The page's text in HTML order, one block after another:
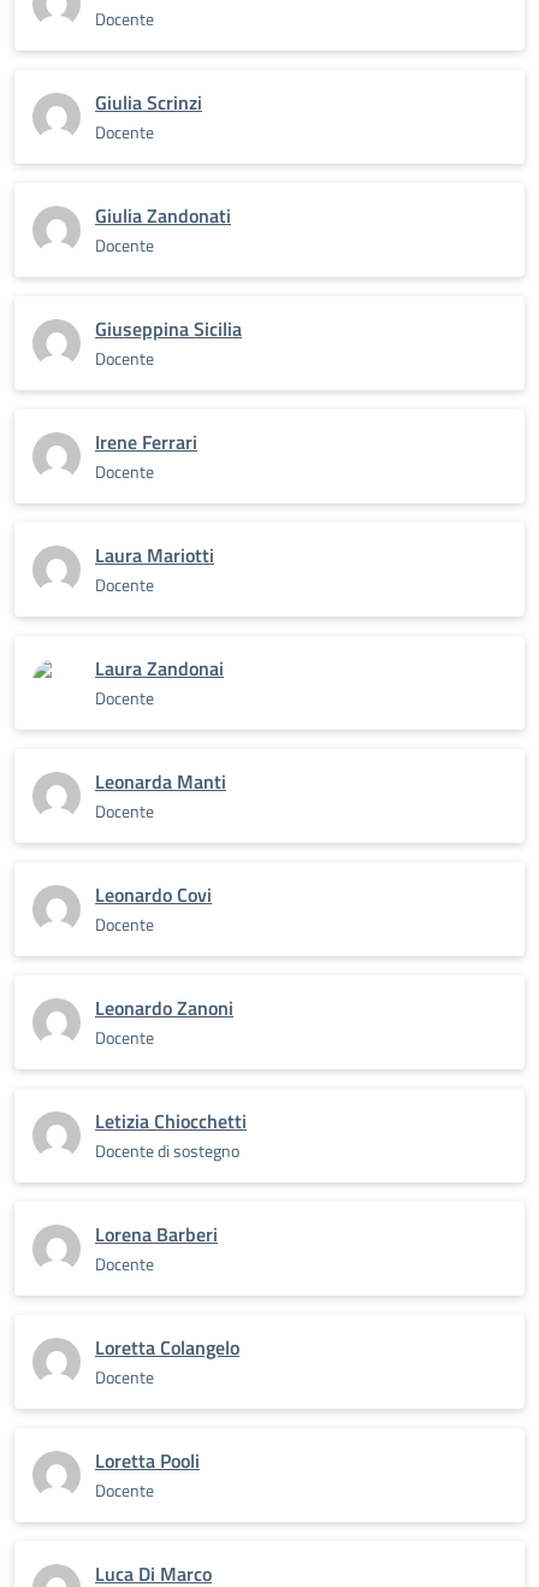
Docente
Giulia Scrinzi
Docente
Giulia Zandonati
Docente
Giuseppina Sicilia
Docente
Irene Ferrari
Docente
Laura Mariotti
Docente
Laura Zandonai
Docente
Leonarda Manti
Docente
Leonardo Covi
Docente
Leonardo Zanoni
Docente
Letizia Chiocchetti
Docente di sostegno
Lorena Barberi
Docente
Loretta Colangelo
Docente
Loretta Pooli
Docente
Luca Di Marco